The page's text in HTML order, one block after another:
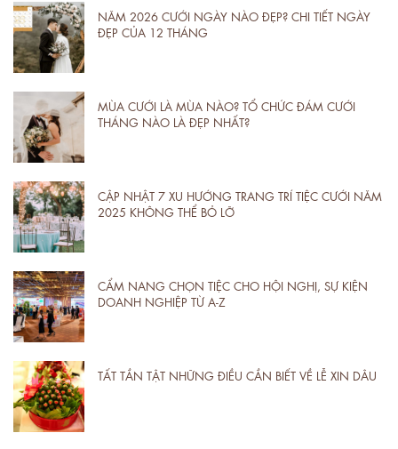
NĂM 2026 CƯỚI NGÀY NÀO ĐẸP? CHI TIẾT NGÀY
ĐẸP CỦA 12 THÁNG
MÙA CƯỚI LÀ MÙA NÀO? TỔ CHỨC ĐÁM CƯỚI
THÁNG NÀO LÀ ĐẸP NHẤT?
CẬP NHẬT 7 XU HƯỚNG TRANG TRÍ TIỆC CƯỚI NĂM
2025 KHÔNG THỂ BỎ LỠ
CẨM NANG CHỌN TIỆC CHO HỘI NGHỊ, SỰ KIỆN
DOANH NGHIỆP TỪ A-Z
TẤT TẦN TẬT NHỮNG ĐIỀU CẦN BIẾT VỀ LỄ XIN DÂU